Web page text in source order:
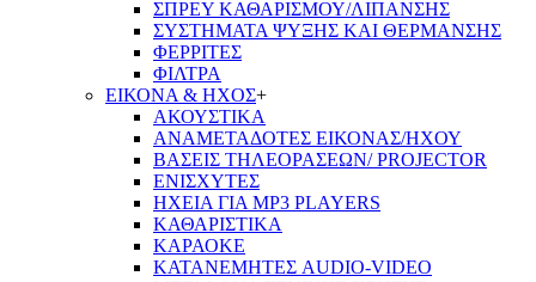
ΣΠΡΕΥ ΚΑΘΑΡΙΣΜΟΥ/ΛΙΠΑΝΣΗΣ
ΣΥΣΤΗΜΑΤΑ ΨΥΞΗΣ ΚΑΙ ΘΕΡΜΑΝΣΗΣ
ΦΕΡΡΙΤΕΣ
ΦΙΛΤΡΑ
ΕΙΚΟΝΑ & ΗΧΟΣ+
ΑΚΟΥΣΤΙΚΑ
ΑΝΑΜΕΤΑΔΟΤΕΣ ΕΙΚΟΝΑΣ/ΗΧΟΥ
ΒΑΣΕΙΣ ΤΗΛΕOΡΑΣΕΩΝ/ PROJECTOR
ΕΝΙΣΧΥΤΕΣ
ΗΧΕΙΑ ΓΙΑ MP3 PLAYERS
ΚΑΘΑΡΙΣΤΙΚΑ
ΚΑΡΑΟΚΕ
ΚΑΤΑΝΕΜΗΤΕΣ AUDIO-VIDEO